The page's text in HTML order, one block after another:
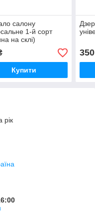
салону
1-й сорт
на склі)
Купити
350
рік